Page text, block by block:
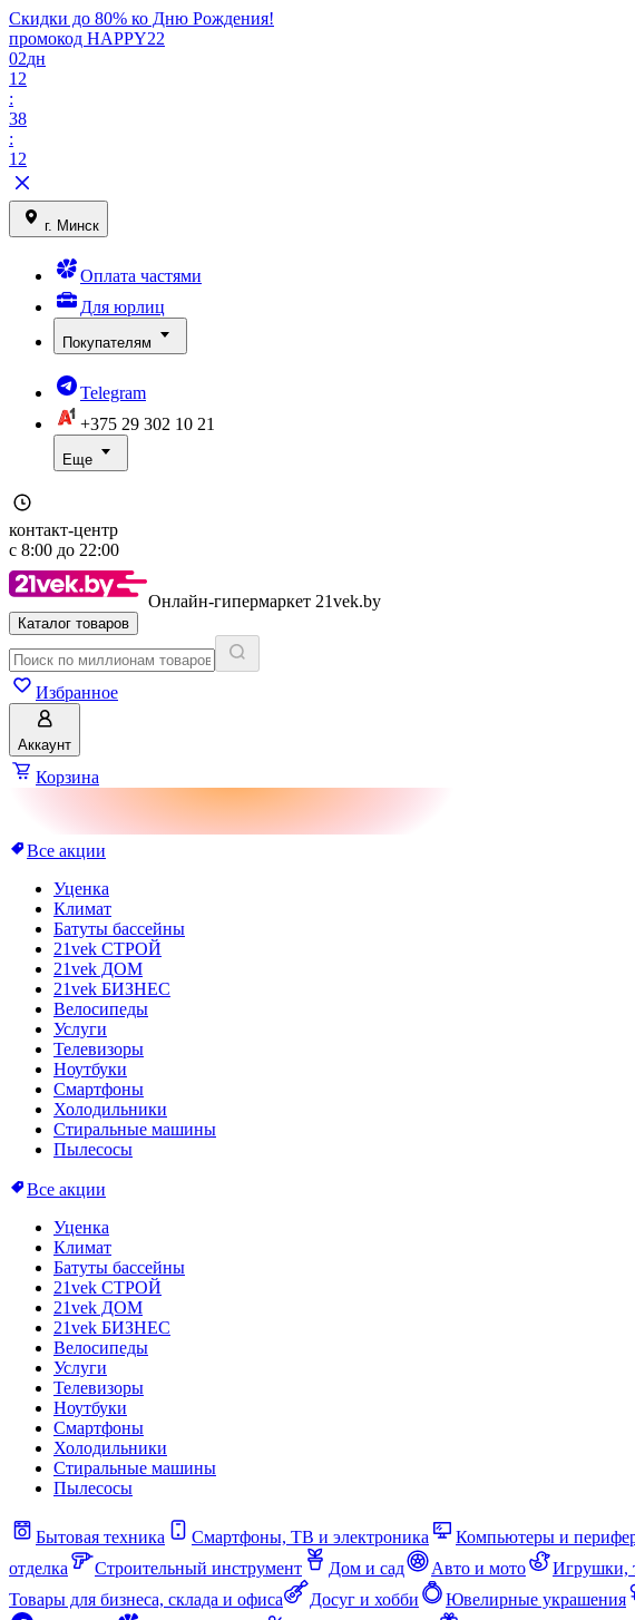
Скидки до 80% ко Дню Рождения!
промокод HAPPY22
02дн
12
:
38
:
12
г. Минск
Оплата частями
Для юрлиц
Покупателям
Telegram
+375 29 302 10 21
Еще
контакт-центр
с 8:00 до 22:00
Онлайн-гипермаркет 21vek.by
Каталог товаров
Избранное
Аккаунт
Корзина
Все акции
Уценка
Климат
Батуты бассейны
21vek СТРОЙ
21vek ДОМ
21vek БИЗНЕС
Велосипеды
Услуги
Телевизоры
Ноутбуки
Смартфоны
Холодильники
Стиральные машины
Пылесосы
Все акции
Уценка
Климат
Батуты бассейны
21vek СТРОЙ
21vek ДОМ
21vek БИЗНЕС
Велосипеды
Услуги
Телевизоры
Ноутбуки
Смартфоны
Холодильники
Стиральные машины
Пылесосы
Бытовая техника Смартфоны, ТВ и электроника Компьютеры и
отделка
Строительный инструмент Дом и сад Авто и мото Игрушки,
Товары для бизнеса, склада и офиса
Досуг и хобби Ювелирные украшения